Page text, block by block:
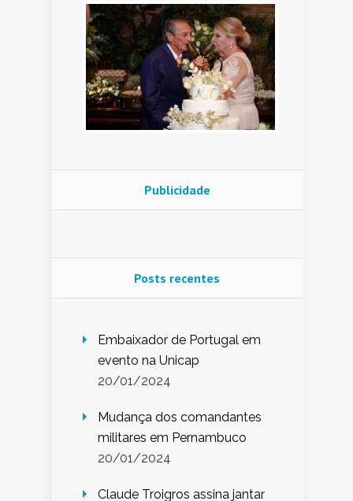
Publicidade
Posts recentes
Embaixador de Portugal em
evento na Unicap
20/01/2024
Mudança dos comandantes
militares em Pernambuco
20/01/2024
Claude Troigros assina jantar